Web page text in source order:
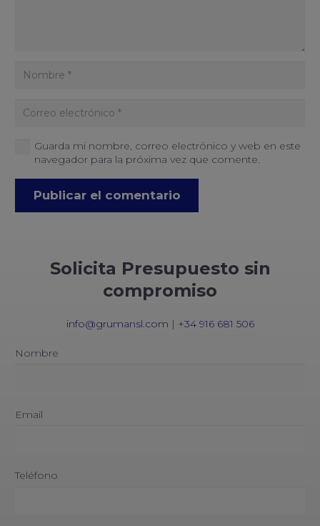
Guarda mi nombre, correo electrónico y web en este
navegador para la próxima vez que comente.
Publicar el comentario
Solicita Presupuesto sin
compromiso
info@grumansl.com | +34 916 681 506
Nombre
Email
Teléfono